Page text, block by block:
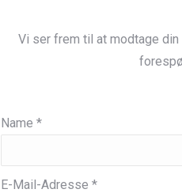
Vi ser frem til at modtage
Name *
E-Mail-Adresse *